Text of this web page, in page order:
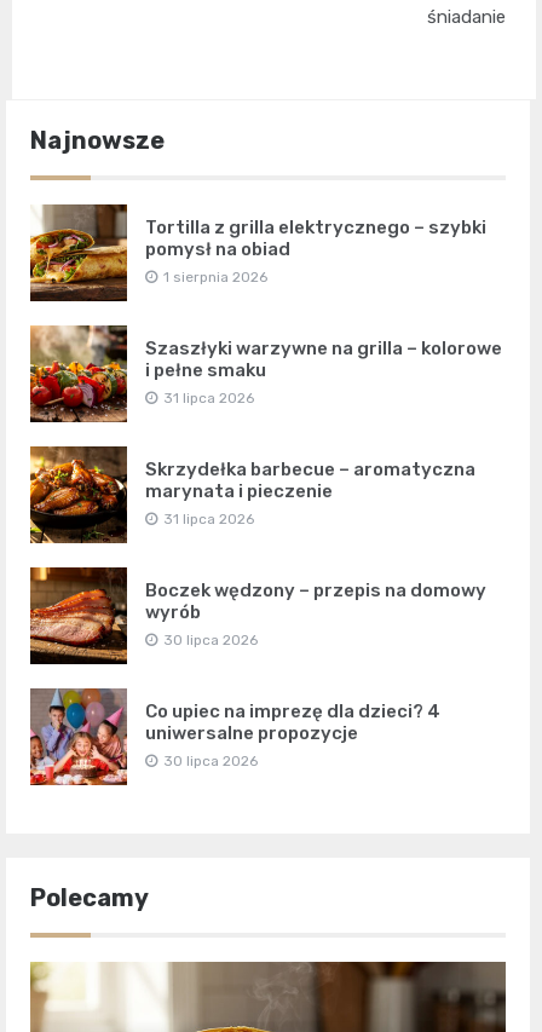
śniadanie
Najnowsze
Tortilla z grilla elektrycznego – szybki
pomysł na obiad
1 sierpnia 2026
Szaszłyki warzywne na grilla – kolorowe
i pełne smaku
31 lipca 2026
Skrzydełka barbecue – aromatyczna
marynata i pieczenie
31 lipca 2026
Boczek wędzony – przepis na domowy
wyrób
30 lipca 2026
Co upiec na imprezę dla dzieci? 4
uniwersalne propozycje
30 lipca 2026
Polecamy